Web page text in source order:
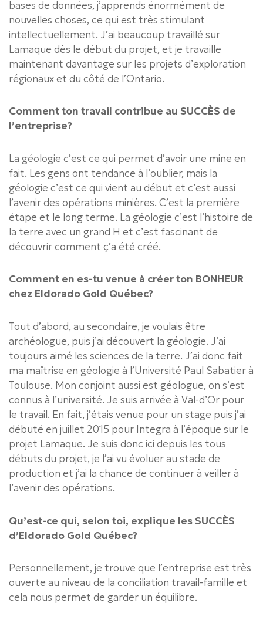
bases de données, j’apprends énormément de
nouvelles choses, ce qui est très stimulant
intellectuellement. J’ai beaucoup travaillé sur
Lamaque dès le début du projet, et je travaille
maintenant davantage sur les projets d’exploration
régionaux et du côté de l’Ontario.
Comment ton travail contribue au SUCCÈS de
l’entreprise?
La géologie c’est ce qui permet d’avoir une mine en
fait. Les gens ont tendance à l’oublier, mais la
géologie c’est ce qui vient au début et c’est aussi
l’avenir des opérations minières. C’est la première
étape et le long terme. La géologie c’est l’histoire de
la terre avec un grand H et c’est fascinant de
découvrir comment ç’a été créé.
Comment en es-tu venue à créer ton BONHEUR
chez Eldorado Gold Québec?
Tout d’abord, au secondaire, je voulais être
archéologue, puis j’ai découvert la géologie. J’ai
toujours aimé les sciences de la terre. J’ai donc fait
ma maîtrise en géologie à l’Université Paul Sabatier à
Toulouse. Mon conjoint aussi est géologue, on s’est
connus à l’université. Je suis arrivée à Val-d’Or pour
le travail. En fait, j’étais venue pour un stage puis j’ai
débuté en juillet 2015 pour Integra à l’époque sur le
projet Lamaque. Je suis donc ici depuis les tous
débuts du projet, je l’ai vu évoluer au stade de
production et j’ai la chance de continuer à veiller à
l’avenir des opérations.
Qu’est-ce qui, selon toi, explique les SUCCÈS
d’Eldorado Gold Québec?
Personnellement, je trouve que l’entreprise est très
ouverte au niveau de la conciliation travail-famille et
cela nous permet de garder un équilibre.